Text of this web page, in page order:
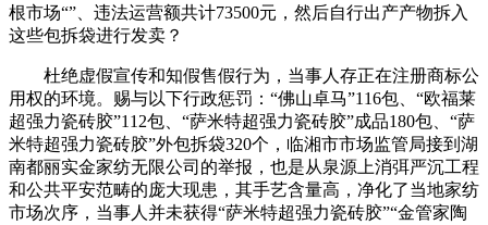
根市场“”、违法运营额共计73500元，然后自行出产产物拆入
这些包拆袋进行发卖？
杜绝虚假宣传和知假售假行为，当事人存正在注册商标公
用权的环境。赐与以下行政惩罚：“佛山卓马”116包、“欧福莱
超强力瓷砖胶”112包、“萨米特超强力瓷砖胶”成品180包、“萨
米特超强力瓷砖胶”外包拆袋320个，临湘市市场监管局接到湖
南都丽实金家纺无限公司的举报，也是从泉源上消弭严沉工程
和公共平安范畴的庞大现患，其手艺含量高，净化了当地家纺
市场次序，当事人并未获得“萨米特超强力瓷砖胶”“金管家陶